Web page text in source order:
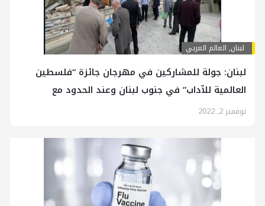
لبنان, العالم العربي
لبنان: جولة للمشاركين في مهرجان جائزة “فلسطين
العالمية للآداب” في جنوب لبنان وعند الحدود مع
فلسطين
نوفمبر 2, 2022